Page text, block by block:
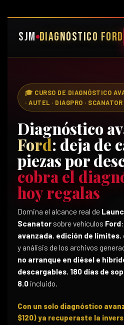
SJM DIAGNÓSTICO FORD
🎓 CURSO DE DIAGNÓSTICO
· AUTEL · DIAGPRO · SCANATOR
Diagnóstico
Ford: deja de
piezas por
cobra el
hoy regalas
Domina el alcance real de
Scanator sobre vehículos Ford:
avanzada, edición de límites,
y análisis de los archivos
no arranque en diésel e
descargables, 180 días de
8.0 incluido.
Con un solo diagnóstico
$120) ya recuperaste la